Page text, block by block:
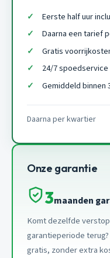
Eerste half uur
Daarna een tarief
Gratis
24/7 spoedservice
Gemiddeld binnen
Daarna per kwartier
Onze garantie
3maanden
Komt dezelfde
garantieperiode
gratis, zonder extra